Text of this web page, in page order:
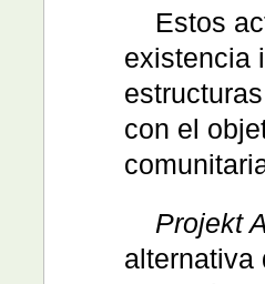
Estos
existencia
con el
Projekt
alternativa